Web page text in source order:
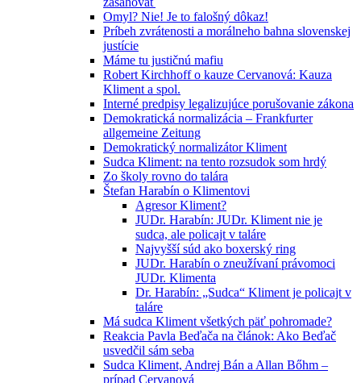
Omyl? Nie! Je to falošný dôkaz!
Príbeh zvrátenosti a morálneho bahna slovenskej
justície
Máme tu justičnú mafiu
Robert Kirchhoff o kauze Cervanová: Kauza
Kliment a spol.
Interné predpisy legalizujúce porušovanie zákona
Demokratická normalizácia – Frankfurter
allgemeine Zeitung
Demokratický normalizátor Kliment
Sudca Kliment: na tento rozsudok som hrdý
Zo školy rovno do talára
Štefan Harabín o Klimentovi
Agresor Kliment?
JUDr. Harabín: JUDr. Kliment nie je
sudca, ale policajt v taláre
Najvyšší súd ako boxerský ring
JUDr. Harabín o zneužívaní právomoci
JUDr. Klimenta
Dr. Harabín: „Sudca“ Kliment je policajt v
taláre
Má sudca Kliment všetkých päť pohromade?
Reakcia Pavla Beďača na článok: Ako Beďač
usvedčil sám seba
Sudca Kliment, Andrej Bán a Allan Bőhm –
prípad Cervanová